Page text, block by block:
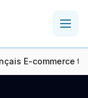
E-commerce